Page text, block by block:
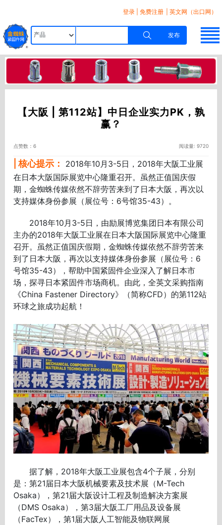
登录 免费注册 | 英文网（出口网）
发布
【大阪 | 第112站】中日企业实力PK，孰
赢？
点赞数：6 阅读量: 9720
| 核心提示：
2018年10月3-5日，2018年大阪工业展
在日本大阪国际展览中心隆重召开。虽然正值国庆假
期，金蜘蛛传媒依然不辞劳苦来到了日本大阪，再次以
支持媒体身份参展（展位号：6号馆35-43）。
2018年10月3-5日，由励展博览集团日本有限公司
主办的2018年大阪工业展在日本大阪国际展览中心隆重
召开。虽然正值国庆假期，金蜘蛛传媒依然不辞劳苦来
到了日本大阪，再次以支持媒体身份参展（展位号：6
号馆35-43），帮助中国紧固件企业深入了解日本市
场，探寻日本紧固件市场商机。由此，全英文采购指南
《China Fastener Directory》（简称CFD）的第112站
环球之旅成功起航！
据了解，2018年大阪工业展包含4个子展，分别
是：第21届日本大阪机械要素及技术展（M-Tech
Osaka），第21届大阪设计工程及制造解决方案展
（DMS Osaka），第3届大阪工厂用品及设备展
（FacTex），第1届大阪人工智能及物联网展